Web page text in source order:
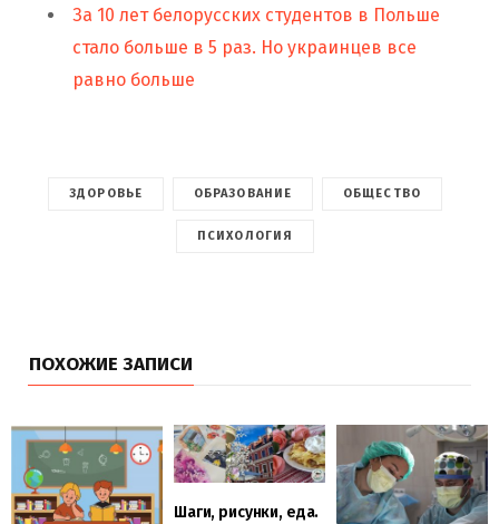
За 10 лет белорусских студентов в Польше
стало больше в 5 раз. Но украинцев все
равно больше
ЗДОРОВЬЕ ОБРАЗОВАНИЕ ОБЩЕСТВО
ПСИХОЛОГИЯ
ПОХОЖИЕ ЗАПИСИ
Шаги, рисунки, еда.